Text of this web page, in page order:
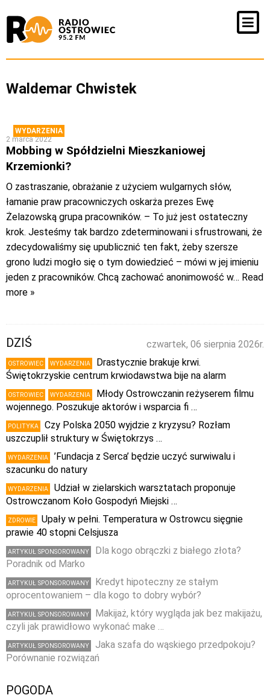
Waldemar Chwistek
WYDARZENIA
2 marca 2022
Mobbing w Spółdzielni Mieszkaniowej
Krzemionki?
O zastraszanie, obrażanie z użyciem wulgarnych słów,
łamanie praw pracowniczych oskarża prezes Ewę
Żelazowską grupa pracowników. – To już jest ostateczny
krok. Jesteśmy tak bardzo zdeterminowani i sfrustrowani, że
zdecydowaliśmy się upublicznić ten fakt, żeby szersze
grono ludzi mogło się o tym dowiedzieć – mówi w jej imieniu
jeden z pracowników. Chcą zachować anonimowość w… Read
more »
czwartek, 06 sierpnia 2026r.
DZIŚ
OSTROWIEC WYDARZENIA
Drastycznie brakuje krwi.
Świętokrzyskie centrum krwiodawstwa bije na alarm
OSTROWIEC WYDARZENIA
Młody Ostrowczanin reżyserem filmu
wojennego. Poszukuje aktorów i wsparcia fi …
POLITYKA
Czy Polska 2050 wyjdzie z kryzysu? Rozłam
uszczuplił struktury w Świętokrzys …
WYDARZENIA
’Fundacja z Serca’ będzie uczyć surwiwalu i
szacunku do natury
WYDARZENIA
Udział w zielarskich warsztatach proponuje
Ostrowczanom Koło Gospodyń Miejski …
ZDROWIE
Upały w pełni. Temperatura w Ostrowcu sięgnie
prawie 40 stopni Celsjusza
ARTYKUŁ SPONSOROWANY
Dla kogo obrączki z białego złota?
Poradnik od Marko
ARTYKUŁ SPONSOROWANY
Kredyt hipoteczny ze stałym
oprocentowaniem – dla kogo to dobry wybór?
ARTYKUŁ SPONSOROWANY
Makijaż, który wygląda jak bez makijażu,
czyli jak prawidłowo wykonać make …
ARTYKUŁ SPONSOROWANY
Jaka szafa do wąskiego przedpokoju?
Porównanie rozwiązań
POGODA